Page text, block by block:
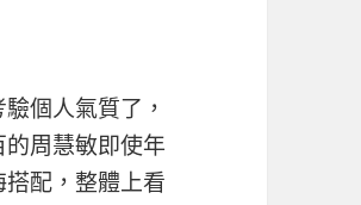
個人氣質了，
周慧敏即使年
配，整體上看